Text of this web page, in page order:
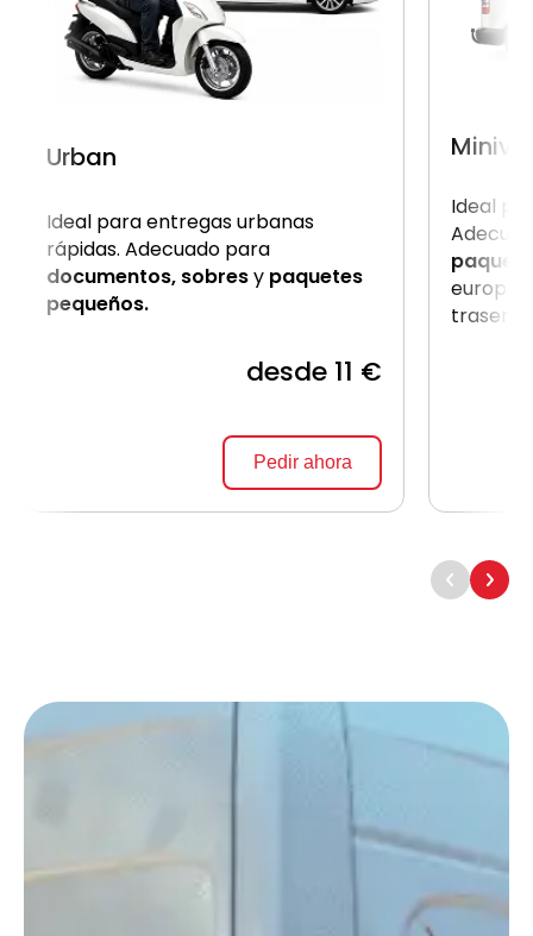
Urban
Ideal para entregas urbanas
rápidas. Adecuado para
documentos, sobresy paquetes
pequeños.
desde 11 €
Pedir ahora
Ideal
trasera.